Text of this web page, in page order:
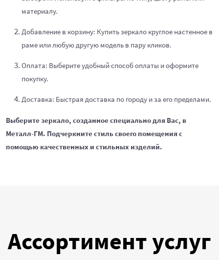
материалу.
Добавление в корзину: Купить зеркало круглое настенное в
раме или любую другую модель в пару кликов.
Оплата: Выберите удобный способ оплаты и оформите
покупку.
Доставка: Быстрая доставка по городу и за его пределами.
Выберите зеркало, созданное специально для Вас, в
Металл-ГМ. Подчеркните стиль своего помещения с
помощью качественных и стильных изделий.
Ассортимент услуг